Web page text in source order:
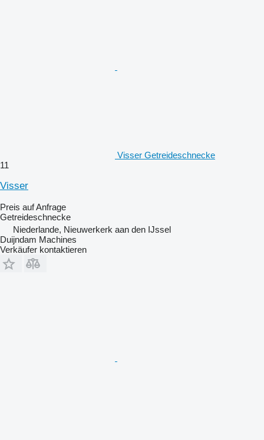
Visser Getreideschnecke
11
Visser
Preis auf Anfrage
Getreideschnecke
Niederlande, Nieuwerkerk aan den IJssel
Duijndam Machines
Verkäufer kontaktieren